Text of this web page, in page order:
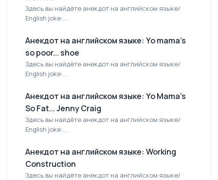
Здесь вы найдёте анекдот на английском языке/
English joke:...
Анекдот на английском языке: Yo mama's
so poor... shoe
Здесь вы найдёте анекдот на английском языке/
English joke:...
Анекдот на английском языке: Yo Mama's
So Fat... Jenny Craig
Здесь вы найдёте анекдот на английском языке/
English joke:...
Анекдот на английском языке: Working
Construction
Здесь вы найдёте анекдот на английском языке/